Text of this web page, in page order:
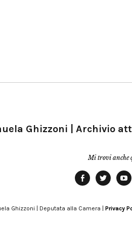
Ghizzoni | Archivio
Mi trovi anche
Ghizzoni | Deputata alla Camera | Privacy